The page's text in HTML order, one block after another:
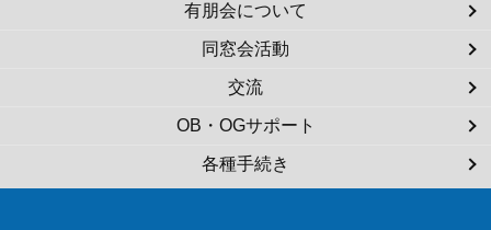
有朋会について
同窓会活動
交流
OB・OGサポート
各種手続き